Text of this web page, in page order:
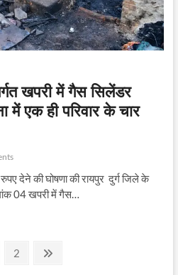
खपरी में गैस सिलेंडर
में एक ही परिवार के चार
देने की घोषणा की रायपुर दुर्ग जिले के
04 खपरी में गैस…
Page
2